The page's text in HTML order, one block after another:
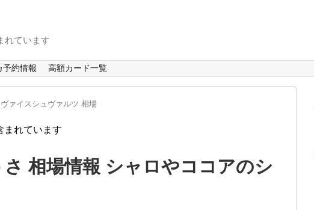
れています
予約情報 高額カード一覧
ヴァイスシュヴァルツ 相場
まれています
相場情報 シャロやココアのシ